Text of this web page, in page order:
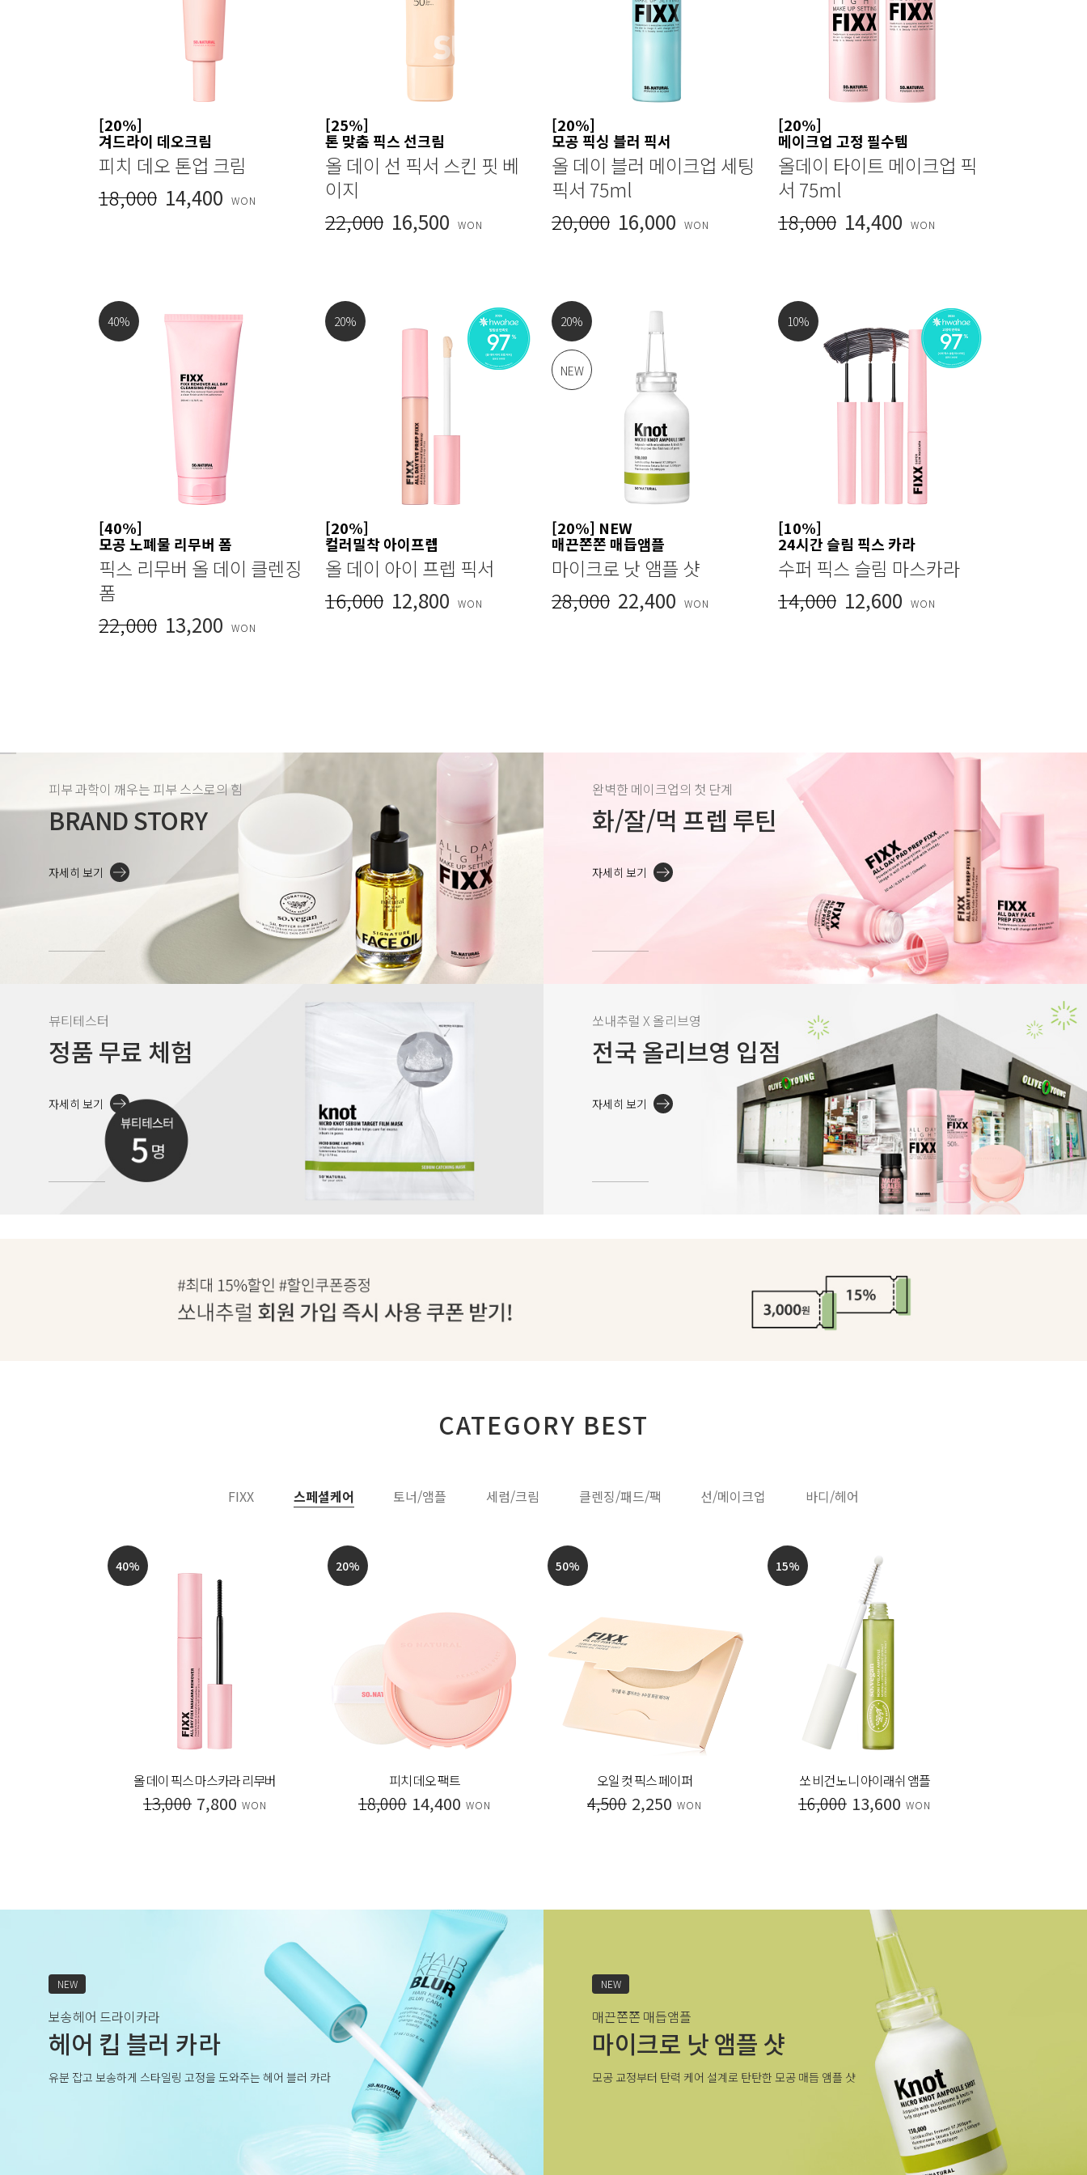
[20%]
겨드라이 데오크림
피치 데오 톤업 크림
18,000 14,400 WON
[25%]
톤 맞춤 픽스 선크림
올 데이 선 픽서 스킨 핏 베
이지
22,000 16,500 WON
[20%]
모공 픽싱 블러 픽서
올 데이 블러 메이크업 세팅
픽서 75ml
20,000 16,000 WON
[20%]
메이크업 고정 필수템
올데이 타이트 메이크업 픽
서 75ml
18,000 14,400 WON
40%
[40%]
모공 노폐물 리무버 폼
픽스 리무버 올 데이 클렌징
폼
22,000 13,200 WON
20%
[20%]
컬러밀착 아이프렙
올 데이 아이 프렙 픽서
16,000 12,800 WON
20%
NEW
[20%] NEW
매끈쫀쫀 매듭앰플
마이크로 낫 앰플 샷
28,000 22,400 WON
10%
[10%]
24시간 슬림 픽스 카라
수퍼 픽스 슬림 마스카라
14,000 12,600 WON
피부 과학이 깨우는 피부 스스로의 힘
BRAND STORY
자세히 보기
완벽한 메이크업의 첫 단계
화/잘/먹 프렙 루틴
자세히 보기
뷰티테스터
정품 무료 체험
자세히 보기
쏘내추럴 X 올리브영
전국 올리브영 입점
자세히 보기
CATEGORY BEST
FIXX 스페셜케어 토너/앰플 세럼/크림 클렌징/패드/팩 선/메이크업 바디/헤어
40%
올 데이 픽스 마스카라 리무버
13,000 7,800 WON
20%
피치 데오 팩트
18,000 14,400 WON
50%
오일 컷 픽스 페이퍼
4,500 2,250 WON
15%
쏘 비건 노니 아이래쉬 앰플
16,000 13,600 WON
NEW
보송헤어 드라이카라
헤어 킵 블러 카라
유분 잡고 보송하게 스타일링 고정을 도와주는 헤어 블러 카라
NEW
매끈쫀쫀 매듭앰플
마이크로 낫 앰플 샷
모공 교정부터 탄력 케어 설계로 탄탄한 모공 매듭 앰플 샷